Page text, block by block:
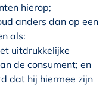
hierop;
anders dan op een
als:
uitdrukkelijke
de consument; en
dat hij hiermee zijn